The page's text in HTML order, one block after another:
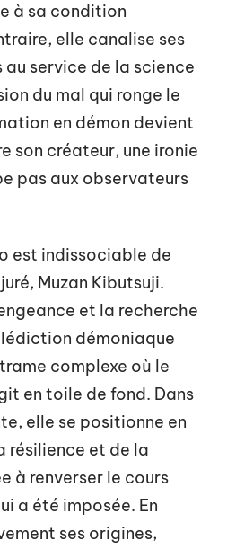
à sa condition
elle canalise ses
service de la science
du mal qui ronge le
en démon devient
son créateur, une ironie
pas aux observateurs
est indissociable de
Muzan Kibutsuji.
et la recherche
démoniaque
complexe où le
en toile de fond. Dans
elle se positionne en
résilience et de la
à renverser le cours
a été imposée. En
ses origines,